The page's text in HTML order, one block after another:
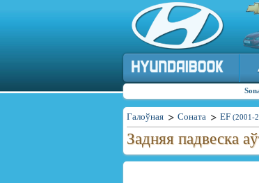
Галоўная Соната EF (2001-
Задняя падвеска